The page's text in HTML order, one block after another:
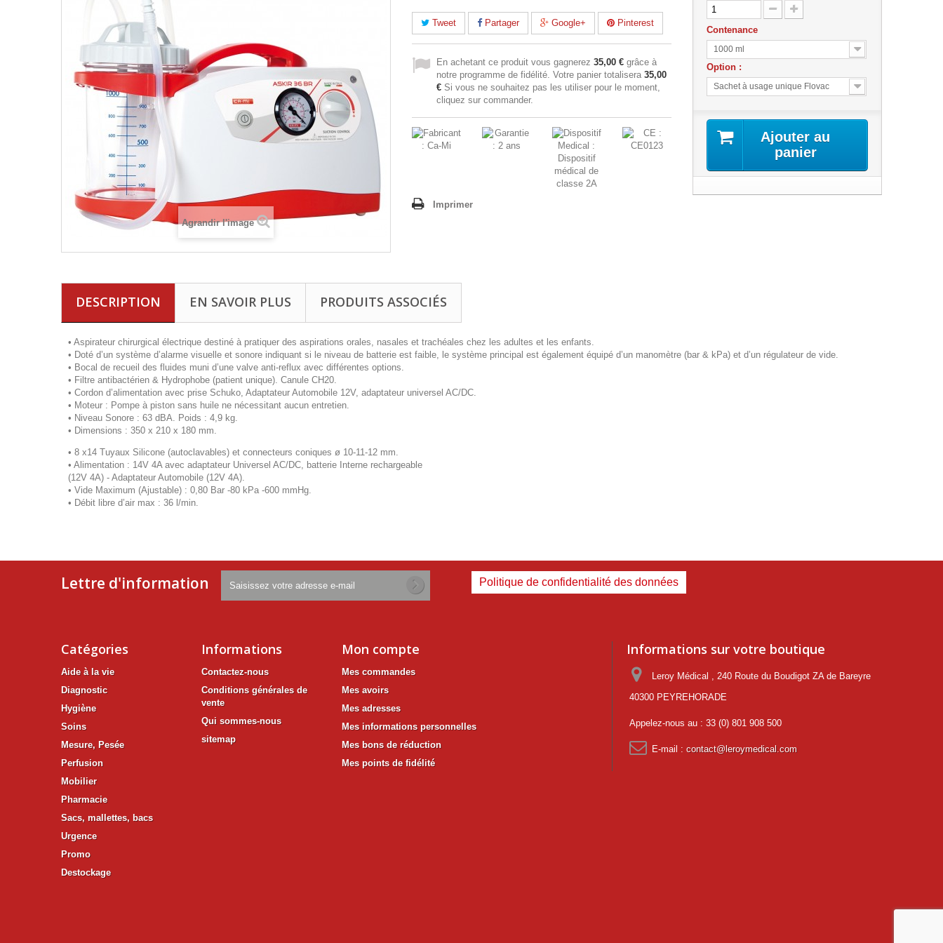
Agrandir l'image
Tweet Partager Google+ Pinterest
En achetant ce produit vous gagnerez 35,00 € grâce à
notre programme de fidélité. Votre panier totalisera 35,00
€ Si vous ne souhaitez pas les utiliser pour le moment,
cliquez sur commander.
Imprimer
Contenance
1000 ml
Option :
Sachet à usage unique Flovac
Ajouter au
panier
DESCRIPTION EN SAVOIR PLUS PRODUITS ASSOCIÉS
• Aspirateur chirurgical électrique destiné à pratiquer des aspirations orales, nasales et trachéales chez les adultes et les enfants.
• Doté d’un système d’alarme visuelle et sonore indiquant si le niveau de batterie est faible, le système principal est également équipé d’un manomètre (bar & kPa) et d’un régulateur de vide.
• Bocal de recueil des fluides muni d’une valve anti-reflux avec différentes options.
• Filtre antibactérien & Hydrophobe (patient unique). Canule CH20.
• Cordon d’alimentation avec prise Schuko, Adaptateur Automobile 12V, adaptateur universel AC/DC.
• Moteur : Pompe à piston sans huile ne nécessitant aucun entretien.
• Niveau Sonore : 63 dBA. Poids : 4,9 kg.
• Dimensions : 350 x 210 x 180 mm.
• 8 x14 Tuyaux Silicone (autoclavables) et connecteurs coniques ø 10-11-12 mm.
• Alimentation : 14V 4A avec adaptateur Universel AC/DC, batterie Interne rechargeable
(12V 4A) - Adaptateur Automobile (12V 4A).
• Vide Maximum (Ajustable) : 0,80 Bar -80 kPa -600 mmHg.
• Débit libre d’air max : 36 l/min.
Lettre d'information
Catégories
Aide à la vie
Diagnostic
Hygiène
Soins
Mesure, Pesée
Perfusion
Mobilier
Pharmacie
Sacs, mallettes, bacs
Urgence
Promo
Destockage
Informations
Contactez-nous
Conditions générales de
vente
Qui sommes-nous
sitemap
Mon compte
Mes commandes
Mes avoirs
Mes adresses
Mes informations personnelles
Mes bons de réduction
Mes points de fidélité
Informations sur votre boutique
Leroy Médical , 240 Route du Boudigot ZA de Bareyre
40300 PEYREHORADE
Appelez-nous au : 33 (0) 801 908 500
E-mail : contact@leroymedical.com
Politique de confidentialité des données